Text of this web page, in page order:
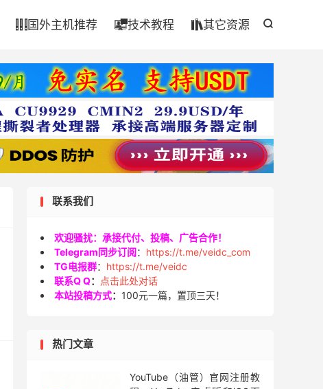

 国外主机推荐 技术教程 其它资源
联系我们
欢迎骚扰：承接代付、投稿、广告合作！
Telegram同步订阅： https://t.me/veidc_com
TG电报群： https://t.me/veidc
联系Q Q：
点击此处对话
本站投稿方式： 100元一篇，置顶三天！
热门文章
YouTube（油管）官网注册教